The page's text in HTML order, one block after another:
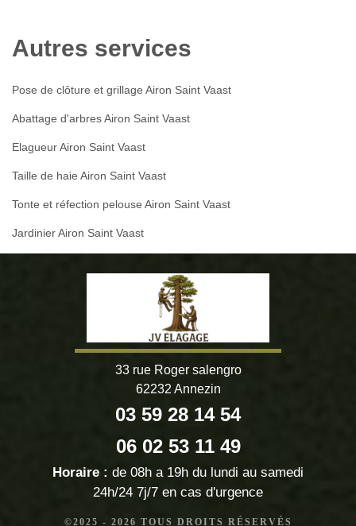
Autres services
Pose de clôture et grillage Airon Saint Vaast
Abattage d'arbres Airon Saint Vaast
Elagueur Airon Saint Vaast
Taille de haie Airon Saint Vaast
Tonte et réfection pelouse Airon Saint Vaast
Jardinier Airon Saint Vaast
33 rue Roger salengro
62232 Annezin
03 59 28 14 54
06 02 53 11 49
Horaire : de 08h a 19h du lundi au samedi
24h/24 7j/7 en cas d'urgence
©2025 - 2026 TOUS DROITS RÉSERVÉS